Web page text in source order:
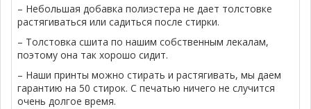
– Небольшая добавка полиэстера не дает толстовке
растягиваться или садиться после стирки.
– Толстовка сшита по нашим собственным лекалам,
поэтому она так хорошо сидит.
– Наши принты можно стирать и растягивать, мы даем
гарантию на 50 стирок. С печатью ничего не случится
очень долгое время.